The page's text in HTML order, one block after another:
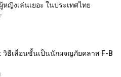
หญิงเล่นเยอะ ในประเทศไทย
วิธีเลื่อนขั้นเป็นนักผจญภัยคลาส F-B